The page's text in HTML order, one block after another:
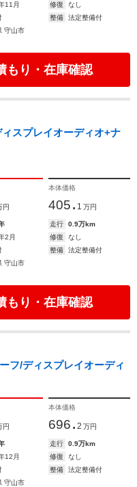
11月 修復
なし
整備
法定整備付
守山市
もり・在庫確認
スプレイオーディオ+ナ
円
本体価格
405. 1 万円
走行
0.9万km
2月 修復
なし
整備
法定整備付
守山市
もり・在庫確認
フ/ディスプレイオーディ
円
本体価格
696. 2 万円
走行
0.9万km
12月 修復
なし
整備
法定整備付
守山市